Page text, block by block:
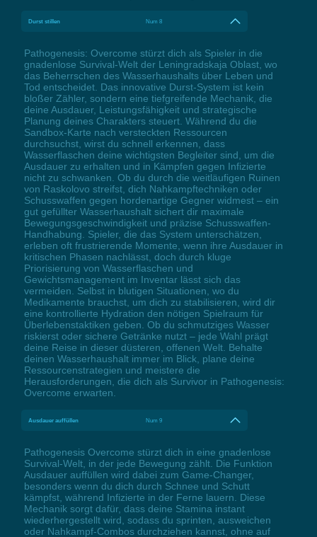
Durst stillen Num 8
Pathogenesis: Overcome stürzt dich als Spieler in die
gnadenlose Survival-Welt der Leningradskaja Oblast, wo
das Beherrschen des Wasserhaushalts über Leben und
Tod entscheidet. Das innovative Durst-System ist kein
bloßer Zähler, sondern eine tiefgreifende Mechanik, die
deine Ausdauer, Leistungsfähigkeit und strategische
Planung deines Charakters steuert. Während du die
Sandbox-Karte nach versteckten Ressourcen
durchsuchst, wirst du schnell erkennen, dass
Wasserflaschen deine wichtigsten Begleiter sind, um die
Ausdauer zu erhalten und in Kämpfen gegen Infizierte
nicht zu schwanken. Ob du durch die weitläufigen Ruinen
von Raskolovo streifst, dich Nahkampftechniken oder
Schusswaffen gegen hordenartige Gegner widmest – ein
gut gefüllter Wasserhaushalt sichert dir maximale
Bewegungsgeschwindigkeit und präzise Schusswaffen-
Handhabung. Spieler, die das System unterschätzen,
erleben oft frustrierende Momente, wenn ihre Ausdauer in
kritischen Phasen nachlässt, doch durch kluge
Priorisierung von Wasserflaschen und
Gewichtsmanagement im Inventar lässt sich das
vermeiden. Selbst in blutigen Situationen, wo du
Medikamente brauchst, um dich zu stabilisieren, wird dir
eine kontrollierte Hydration den nötigen Spielraum für
Überlebenstaktiken geben. Ob du schmutziges Wasser
riskierst oder sichere Getränke nutzt – jede Wahl prägt
deine Reise in dieser düsteren, offenen Welt. Behalte
deinen Wasserhaushalt immer im Blick, plane deine
Ressourcenstrategien und meistere die
Herausforderungen, die dich als Survivor in Pathogenesis:
Overcome erwarten.
Ausdauer auffüllen Num 9
Pathogenesis Overcome stürzt dich in eine gnadenlose
Survival-Welt, in der jede Bewegung zählt. Die Funktion
Ausdauer auffüllen wird dabei zum Game-Changer,
besonders wenn du dich durch Schnee und Schutt
kämpfst, während Infizierte in der Ferne lauern. Diese
Mechanik sorgt dafür, dass deine Stamina instant
wiederhergestellt wird, sodass du sprinten, ausweichen
oder Nahkampf-Combos durchziehen kannst, ohne auf